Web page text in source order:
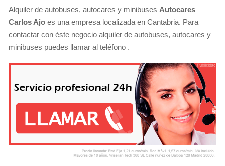
Alquiler de autobuses, autocares y minibuses Autocares
Carlos Ajo es una empresa localizada en Cantabria. Para
contactar con éste negocio alquiler de autobuses, autocares y
minibuses puedes llamar al teléfono .